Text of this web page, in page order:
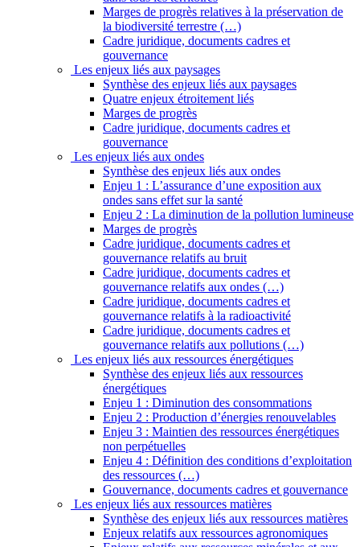
Marges de progrès relatives à la préservation de
la biodiversité terrestre (…)
Cadre juridique, documents cadres et
gouvernance
Les enjeux liés aux paysages
Synthèse des enjeux liés aux paysages
Quatre enjeux étroitement liés
Marges de progrès
Cadre juridique, documents cadres et
gouvernance
Les enjeux liés aux ondes
Synthèse des enjeux liés aux ondes
Enjeu 1 : L’assurance d’une exposition aux
ondes sans effet sur la santé
Enjeu 2 : La diminution de la pollution lumineuse
Marges de progrès
Cadre juridique, documents cadres et
gouvernance relatifs au bruit
Cadre juridique, documents cadres et
gouvernance relatifs aux ondes (…)
Cadre juridique, documents cadres et
gouvernance relatifs à la radioactivité
Cadre juridique, documents cadres et
gouvernance relatifs aux pollutions (…)
Les enjeux liés aux ressources énergétiques
Synthèse des enjeux liés aux ressources
énergétiques
Enjeu 1 : Diminution des consommations
Enjeu 2 : Production d’énergies renouvelables
Enjeu 3 : Maintien des ressources énergétiques
non perpétuelles
Enjeu 4 : Définition des conditions d’exploitation
des ressources (…)
Gouvernance, documents cadres et gouvernance
Les enjeux liés aux ressources matières
Synthèse des enjeux liés aux ressources matières
Enjeux relatifs aux ressources agronomiques